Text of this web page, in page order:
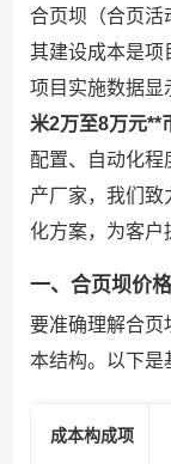
合页坝（合页活
其建设成本是项
项目实施数据显
米2万至8万元**
配置、自动化程
产厂家，我们致
化方案，为客户
一、合页坝价
要准确理解合页
本结构。以下是
成本构成项